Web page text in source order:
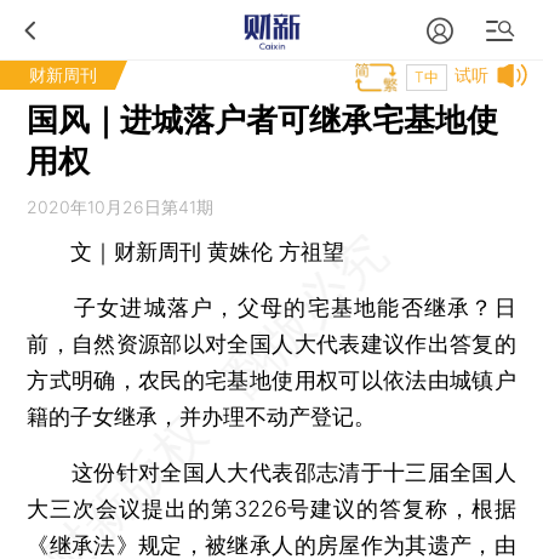
财新周刊 试听
T中
国风｜进城落户者可继承宅基地使
用权
2020年10月26日第41期
文｜财新周刊 黄姝伦 方祖望
子女进城落户，父母的宅基地能否继承？日
前，自然资源部以对全国人大代表建议作出答复的
方式明确，农民的宅基地使用权可以依法由城镇户
籍的子女继承，并办理不动产登记。
这份针对全国人大代表邵志清于十三届全国人
大三次会议提出的第3226号建议的答复称，根据
《继承法》规定，被继承人的房屋作为其遗产，由